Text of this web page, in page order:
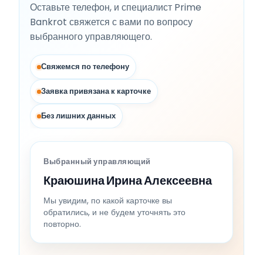
Оставьте телефон, и специалист Prime
Bankrot свяжется с вами по вопросу
выбранного управляющего.
Свяжемся по телефону
Заявка привязана к карточке
Без лишних данных
Выбранный управляющий
Краюшина Ирина Алексеевна
Мы увидим, по какой карточке вы
обратились, и не будем уточнять это
повторно.